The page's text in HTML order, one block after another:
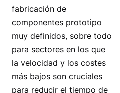
fabricación de
componentes prototipo
muy definidos, sobre todo
para sectores en los que
la velocidad y los costes
más bajos son cruciales
para reducir el tiempo de